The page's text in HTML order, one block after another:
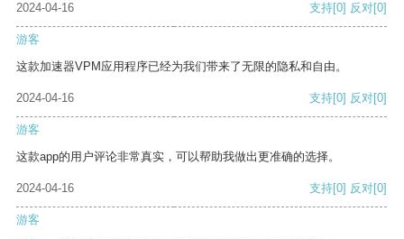
2024-04-16 支持[0] 反对[0]
游客
这款加速器VPM应用程序已经为我们带来了无限的隐私和自由。
2024-04-16 支持[0] 反对[0]
游客
这款app的用户评论非常真实，可以帮助我做出更准确的选择。
2024-04-16 支持[0] 反对[0]
游客